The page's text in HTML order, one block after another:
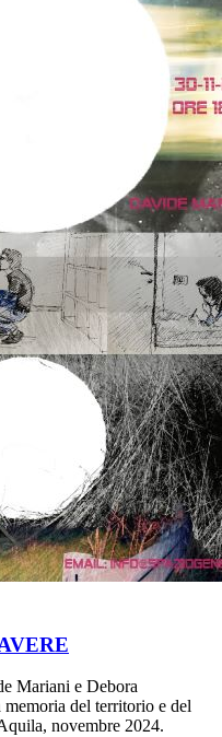
Mariani e Debora
del territorio e del
novembre 2024.